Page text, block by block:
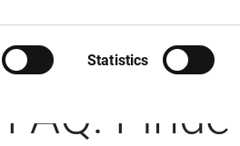
Statistics
EXCEL ADD-IN
FAQ: